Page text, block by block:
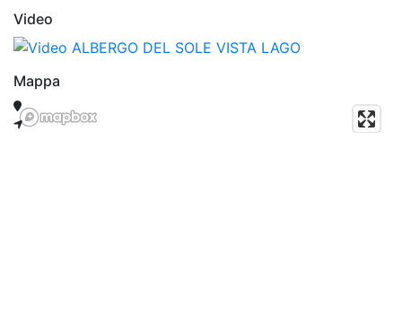
Video
Mappa